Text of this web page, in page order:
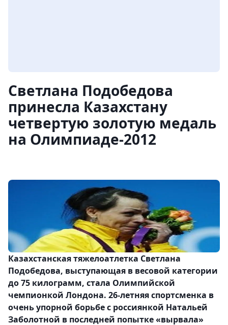
Светлана Подобедова
принесла Казахстану
четвертую золотую медаль
на Олимпиаде-2012
Казахстанская тяжелоатлетка Светлана
Подобедова, выступающая в весовой категории
до 75 килограмм, стала Олимпийской
чемпионкой Лондона. 26-летняя спортсменка в
очень упорной борьбе с россиянкой Натальей
Заболотной в последней попытке «вырвала»